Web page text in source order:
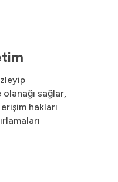
sağlar,
hakları